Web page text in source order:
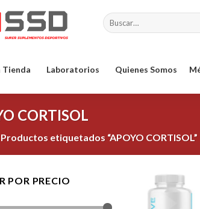
Buscar
por:
Tienda Laboratorios Quienes Somos
CORTISOL
Productos etiquetados “APOYO CORTISOL”
POR PRECIO